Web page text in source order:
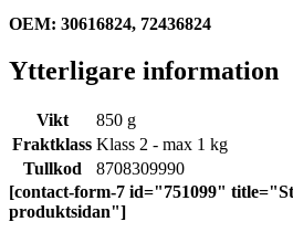
OEM: 30616824, 72436824
Ytterligare information
Vikt
850 g
Fraktklass Klass 2 - max 1 kg
Tullkod
8708309990
[contact-form-7 id="751099"
produktsidan"]